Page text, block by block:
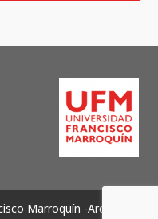
Marroquín -Archivos